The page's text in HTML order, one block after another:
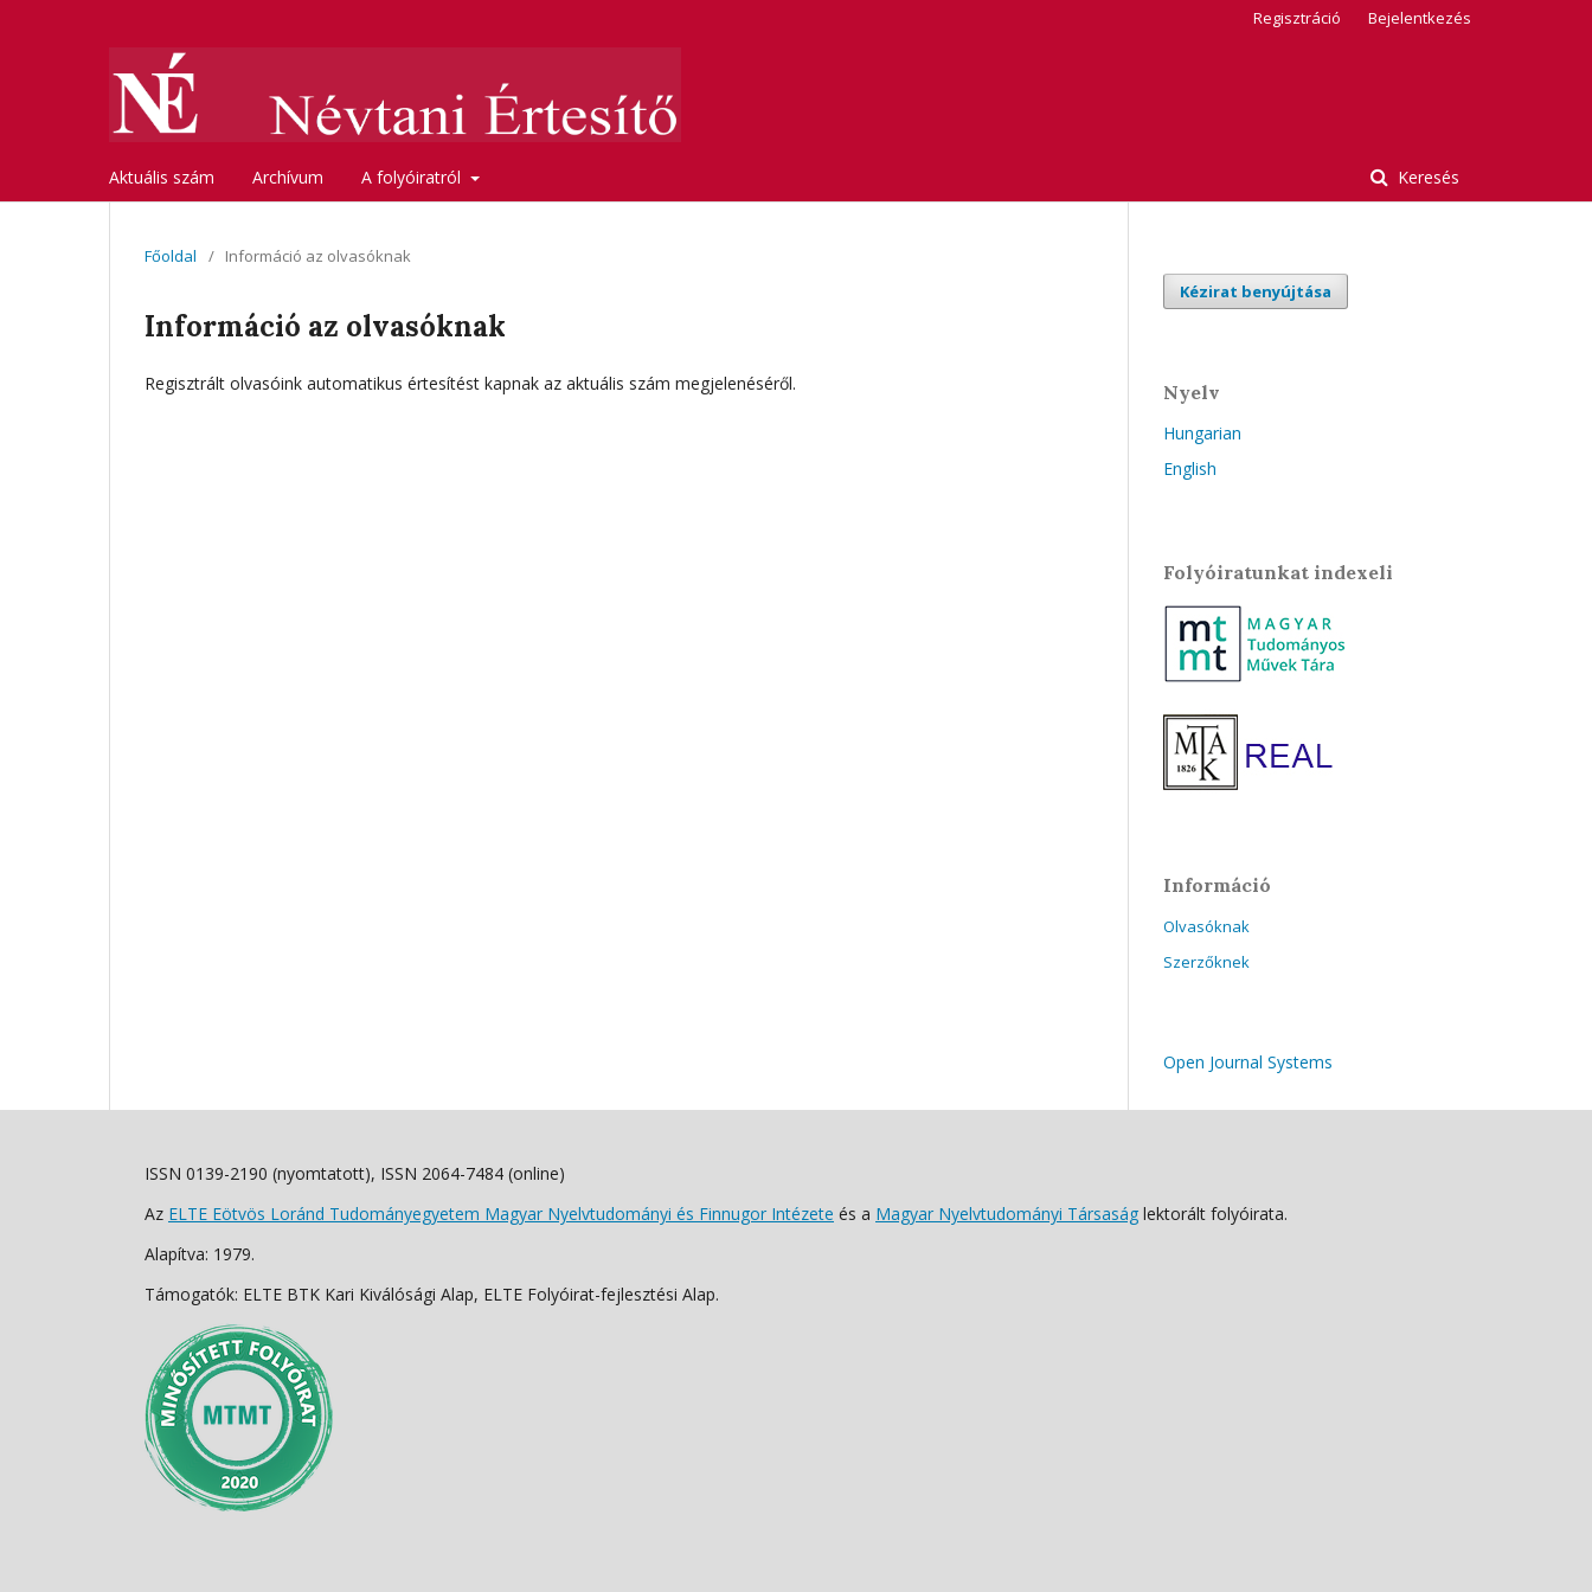
Aktuális szám Archívum A folyóiratról Keresés
Regisztráció Bejelentkezés
Főoldal / Információ az olvasóknak
Információ az olvasóknak
Regisztrált olvasóink automatikus értesítést kapnak az aktuális szám megjelenéséről.
Kézirat benyújtása
Nyelv
Hungarian
English
Folyóiratunkat indexeli
Információ
Olvasóknak
Szerzőknek
Open Journal Systems
ISSN 0139-2190 (nyomtatott), ISSN 2064-7484 (online)
Az ELTE Eötvös Loránd Tudományegyetem Magyar Nyelvtudományi és Finnugor Intézete és a Magyar Nyelvtudományi Társaság lektorált folyóirata.
Alapítva: 1979.
Támogatók: ELTE BTK Kari Kiválósági Alap, ELTE Folyóirat-fejlesztési Alap.